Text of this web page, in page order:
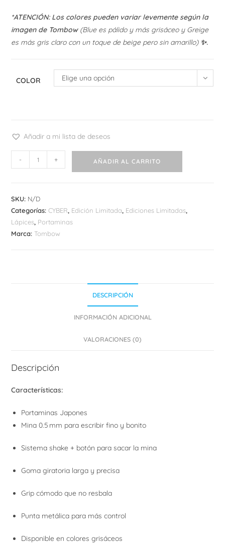
*ATENCIÓN: Los colores pueden variar levemente según la
imagen de Tombow(Blue es pálido y más grisáceo y Greige
es más gris claro con un toque de beige pero sin amarillo) ✨.
COLOR Elige una opción
Añadir a mi lista de deseos
Portaminas
Tombow
Grip
Grayish
Colors
- + AÑADIR AL CARRITO
SKU: N/D
Categorías:CYBER, Edición Limitada, Ediciones Limitadas,
Lápices, Portaminas
Marca:Tombow
DESCRIPCIÓN
INFORMACIÓN ADICIONAL
VALORACIONES (0)
Descripción
Características:
Portaminas Japones
Mina 0.5 mm para escribir fino y bonito
Sistema shake + botón para sacar la mina
Goma giratoria larga y precisa
Grip cómodo que no resbala
Punta metálica para más control
Disponible en colores grisáceos